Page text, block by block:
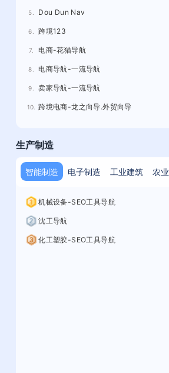
5. Dou Dun Nav
6. 跨境123
7. 电商-花猫导航
8. 电商导航-一流导航
9. 卖家导航-一流导航
10. 跨境电商-龙之向导.外贸向导
生产制造
智能制造 电子制造 工业建筑 农业
机械设备-SEO工具导航
沈工导航
化工塑胶-SEO工具导航